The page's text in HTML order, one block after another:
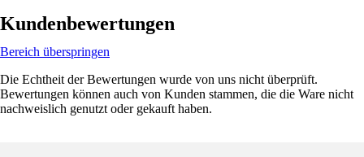
Kundenbewertungen
Bereich überspringen
Die Echtheit der Bewertungen wurde von uns nicht überprüft.
Bewertungen können auch von Kunden stammen, die die Ware nicht
nachweislich genutzt oder gekauft haben.